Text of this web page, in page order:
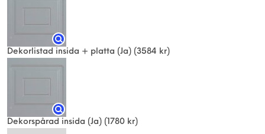
Dekorlistad insida + platta (Ja) (3584 kr)
Dekorspårad insida (Ja) (1780 kr)